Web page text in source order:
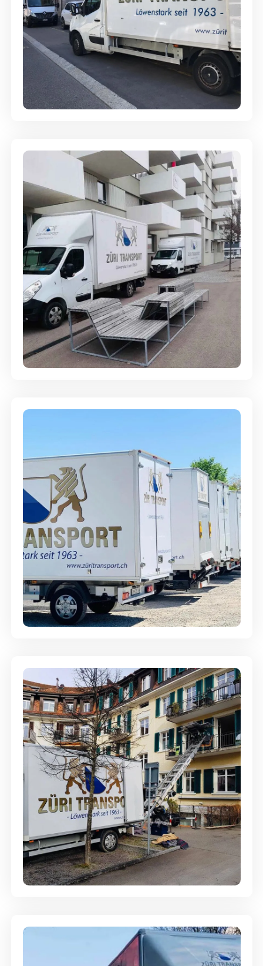
Full-Service - Für Privatumzüge
Umzugsreinigung - mit
Abgabegarantie
Möbellagerung - Alles sicher
aufbewahrt
Entsorgung & Räumung